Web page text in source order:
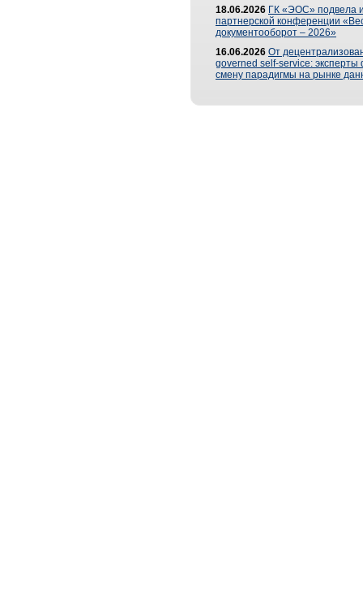
18.06.2026 ГК «ЭОС» подвела
партнерской конференции
документооборот – 2026»
16.06.2026 От
governed self-service: эксперты
смену парадигмы на рынке